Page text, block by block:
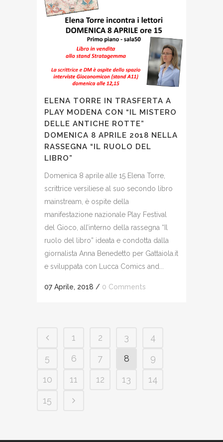
ELENA TORRE IN TRASFERTA A
PLAY MODENA CON “IL MISTERO
DELLE ANTICHE ROTTE”
DOMENICA 8 APRILE 2018 NELLA
RASSEGNA “IL RUOLO DEL
LIBRO”
Domenica 8 aprile alle 15 Elena Torre,
scrittrice versiliese al suo secondo libro
mainstream, è ospite della
manifestazione nazionale Play Festival
del Gioco, all’interno della rassegna “Il
ruolo del libro” ideata e condotta dalla
giornalista Anna Benedetto per Gattaiola.it
e sviluppata con Lucca Comics and...
07 Aprile, 2018 / 0 Comments
1 2 3
4
5
6 7 8
9
10
11 12 13
14
15